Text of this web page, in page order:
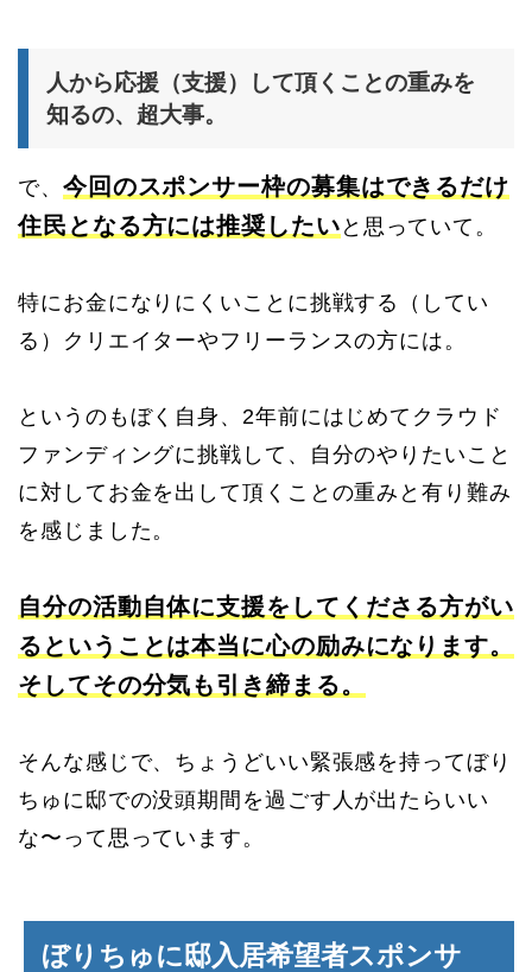
人から応援（支援）して頂くことの重みを
知るの、超大事。
で、 今回のスポンサー枠の募集はできるだけ
住民となる方には推奨したい と思っていて。
特にお金になりにくいことに挑戦する（してい
る）クリエイターやフリーランスの方には。
というのもぼく自身、2年前にはじめてクラウド
ファンディングに挑戦して、自分のやりたいこと
に対してお金を出して頂くことの重みと有り難み
を感じました。
自分の活動自体に支援をしてくださる方がい
るということは本当に心の励みになります。
そしてその分気も引き締まる。
そんな感じで、ちょうどいい緊張感を持ってぼり
ちゅに邸での没頭期間を過ごす人が出たらいい
な〜って思っています。
ぼりちゅに邸入居希望者スポンサ